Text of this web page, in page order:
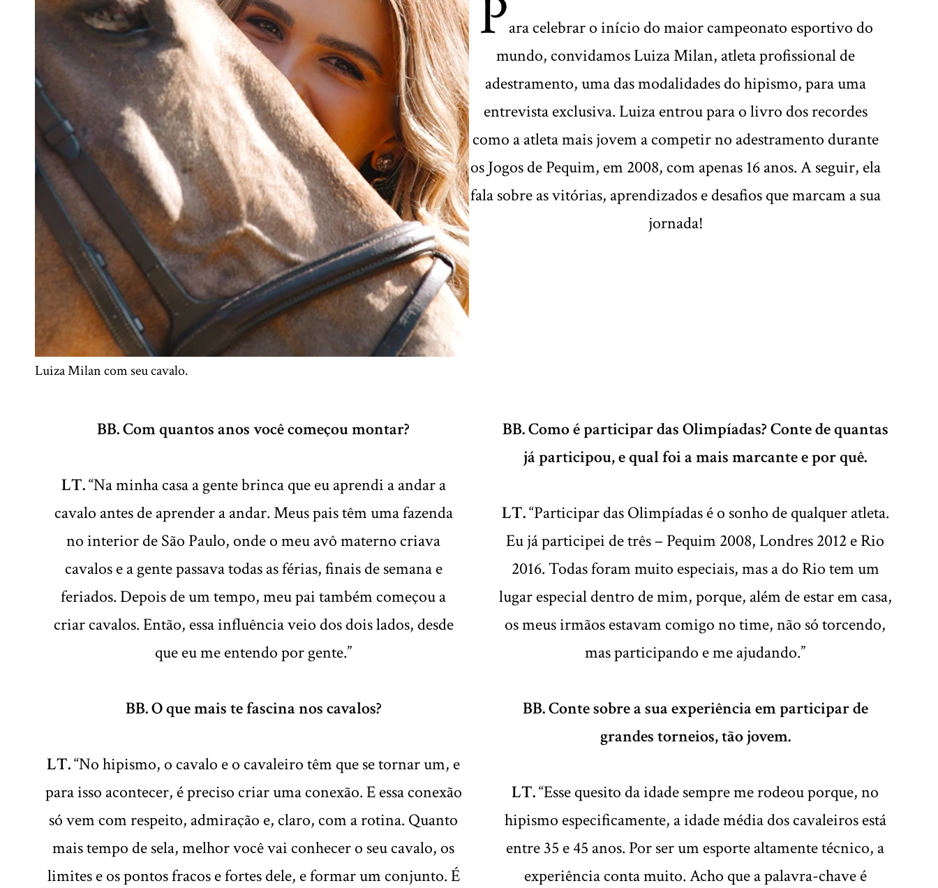
Luiza Milan com seu cavalo.
Para celebrar o início do maior campeonato esportivo do
mundo, convidamos Luiza Milan, atleta profissional de
adestramento, uma das modalidades do hipismo, para uma
entrevista exclusiva. Luiza entrou para o livro dos recordes
como a atleta mais jovem a competir no adestramento durante
os Jogos de Pequim, em 2008, com apenas 16 anos. A seguir, ela
fala sobre as vitórias, aprendizados e desafios que marcam a sua
jornada!
BB. Com quantos anos você começou montar?
LT.“Na minha casa a gente brinca que eu aprendi a andar a
cavalo antes de aprender a andar. Meus pais têm uma fazenda
no interior de São Paulo, onde o meu avô materno criava
cavalos e a gente passava todas as férias, finais de semana e
feriados. Depois de um tempo, meu pai também começou a
criar cavalos. Então, essa influência veio dos dois lados, desde
que eu me entendo por gente.”
BB. O que mais te fascina nos cavalos?
LT.“No hipismo, o cavalo e o cavaleiro têm que se tornar um, e
para isso acontecer, é preciso criar uma conexão. E essa conexão
só vem com respeito, admiração e, claro, com a rotina. Quanto
mais tempo de sela, melhor você vai conhecer o seu cavalo, os
limites e os pontos fracos e fortes dele, e formar um conjunto. É
BB. Como é participar das Olimpíadas? Conte de quantas
já participou, e qual foi a mais marcante e por quê.
LT.“Participar das Olimpíadas é o sonho de qualquer atleta.
Eu já participei de três – Pequim 2008, Londres 2012 e Rio
2016. Todas foram muito especiais, mas a do Rio tem um
lugar especial dentro de mim, porque, além de estar em casa,
os meus irmãos estavam comigo no time, não só torcendo,
mas participando e me ajudando.”
BB. Conte sobre a sua experiência em participar de
grandes torneios, tão jovem.
LT.“Esse quesito da idade sempre me rodeou porque, no
hipismo especificamente, a idade média dos cavaleiros está
entre 35 e 45 anos. Por ser um esporte altamente técnico, a
experiência conta muito. Acho que a palavra-chave é